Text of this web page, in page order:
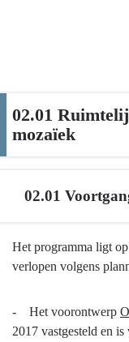
02.01
mozaïek
02.01
Terug
naar
02.01
Het programma ligt
verlopen volgens
- Het voorontwerp
2017 vastgesteld en